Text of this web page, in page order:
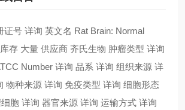
证号 详询 英文名 Rat Brain: Normal
存 大量 供应商 齐氏生物 肿瘤类型 详询
Number 详询 品系 详询 组织来源 详
物种来源 详询 免疫类型 详询 细胞形态
胞 详询 器官来源 详询 运输方式 详询